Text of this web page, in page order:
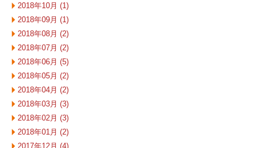
2018年10月 (1)
2018年09月 (1)
2018年08月 (2)
2018年07月 (2)
2018年06月 (5)
2018年05月 (2)
2018年04月 (2)
2018年03月 (3)
2018年02月 (3)
2018年01月 (2)
2017年12月 (4)